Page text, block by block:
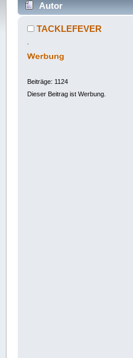
Autor
TACKLEFEVER
Beiträge: 1124
Dieser Beitrag ist Werbung.